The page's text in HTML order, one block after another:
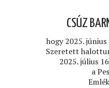
CSÚZ
hogy 2025.
Szeretett
2025. július
a